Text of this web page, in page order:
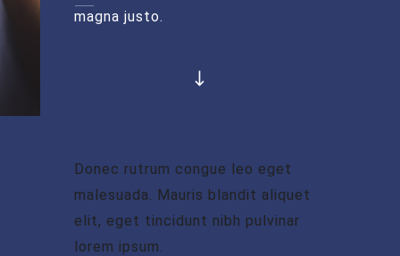
magna justo.
Donec rutrum congue leo eget
malesuada. Mauris blandit aliquet
elit, eget tincidunt nibh pulvinar
lorem ipsum.